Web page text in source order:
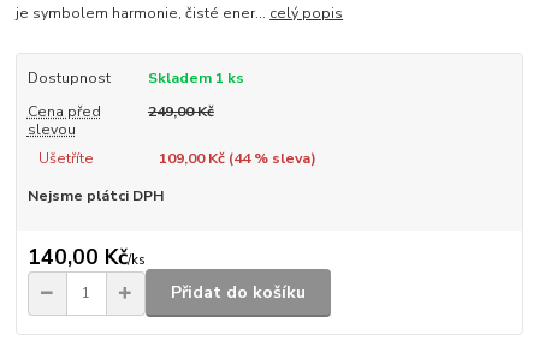
je symbolem harmonie, čisté ener... celý popis
Dostupnost
Skladem 1 ks
Cena před
slevou
249,00 Kč
Ušetříte 109,00 Kč (44% sleva)
Nejsme plátci DPH
140,00 Kč/ks
Přidat do košíku